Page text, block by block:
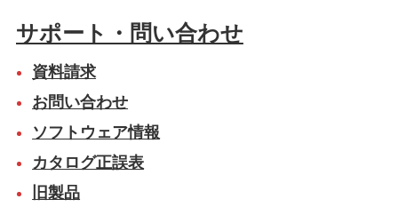
サポート・問い合わせ
資料請求
お問い合わせ
ソフトウェア情報
カタログ正誤表
旧製品